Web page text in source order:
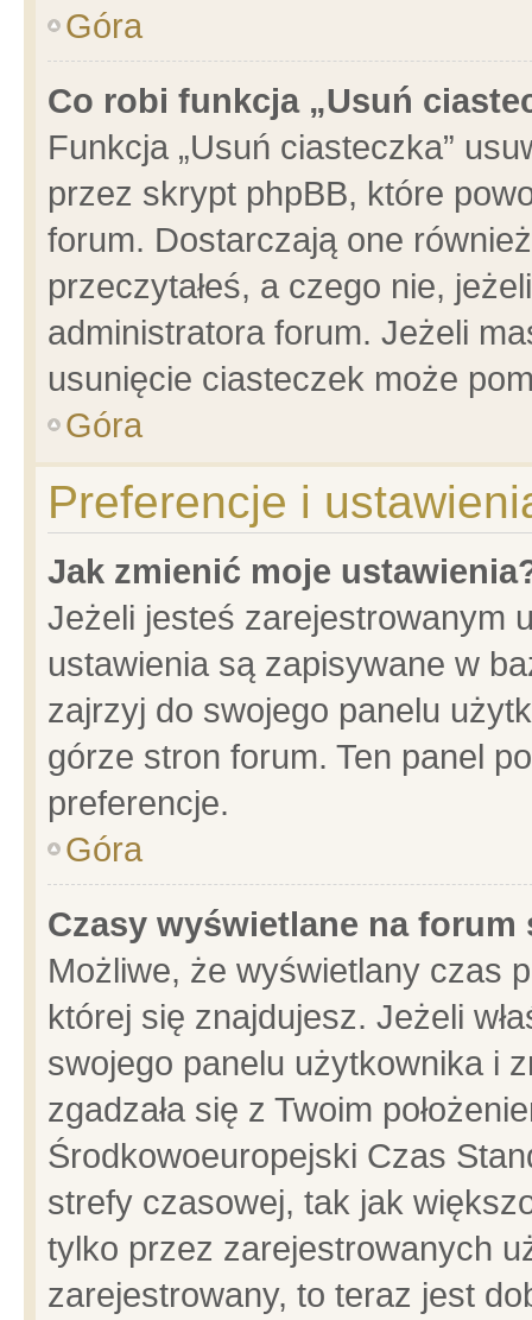
Góra
Co robi funkcja „Usuń
Funkcja „Usuń ciasteczka”
przez skrypt phpBB, które
forum. Dostarczają one
przeczytałeś, a czego nie,
administratora forum. Jeżeli
usunięcie ciasteczek może
Góra
Preferencje i
Jak zmienić moje
Jeżeli jesteś zarejestrowanym
ustawienia są zapisywane w
zajrzyj do swojego panelu
górze stron forum. Ten panel
preferencje.
Góra
Czasy wyświetlane na forum
Możliwe, że wyświetlany czas
której się znajdujesz. Jeżeli
swojego panelu użytkownika i
zgadzała się z Twoim
Środkowoeuropejski Czas
strefy czasowej, tak jak
tylko przez zarejestrowanych
zarejestrowany, to teraz jest